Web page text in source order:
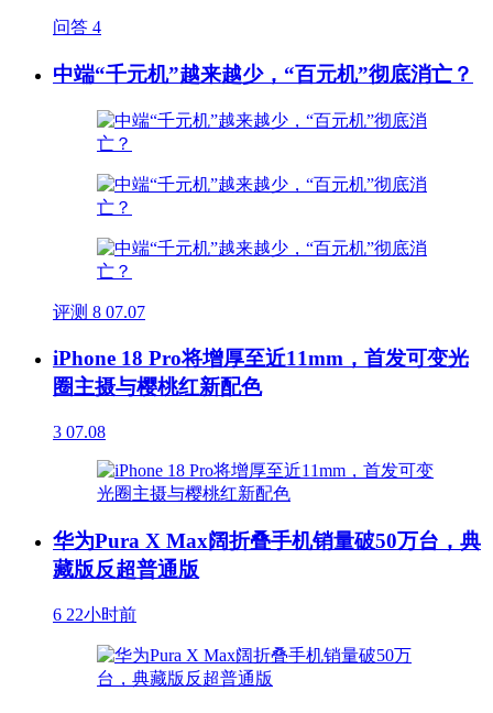
问答 4
中端“千元机”越来越少，“百元机”彻底消亡？
评测 8 07.07
iPhone 18 Pro将增厚至近11mm，首发可变光
圈主摄与樱桃红新配色
3 07.08
华为Pura X Max阔折叠手机销量破50万台，典
藏版反超普通版
6 22小时前